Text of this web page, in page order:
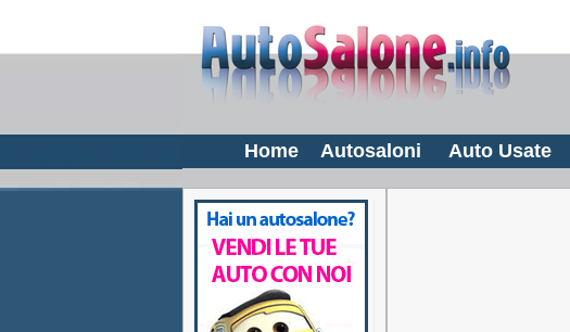
Home Autosaloni Auto Usate